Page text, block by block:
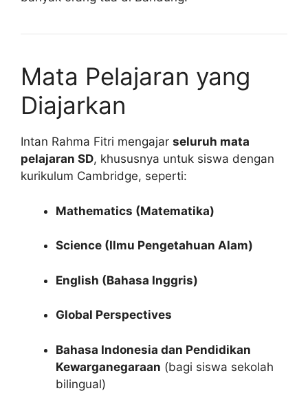
Mata Pelajaran yang
Diajarkan
Intan Rahma Fitri mengajar seluruh mata
pelajaran SD, khususnya untuk siswa dengan
kurikulum Cambridge, seperti:
Mathematics (Matematika)
Science (Ilmu Pengetahuan Alam)
English (Bahasa Inggris)
Global Perspectives
Bahasa Indonesia dan Pendidikan
Kewarganegaraan (bagi siswa sekolah
bilingual)